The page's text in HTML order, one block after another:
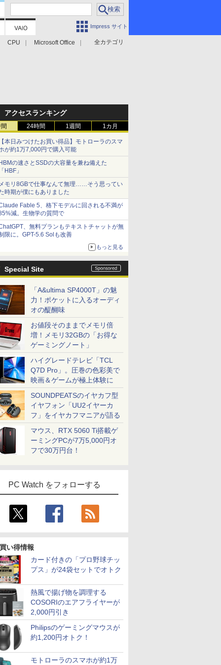
Impress サイト
全カテゴリ
CPU Microsoft Office
アクセスランキング
24時間 1週間 1カ月
本日みつけたお買い得品】モトローラのスマ
が約1万7,000円で購入可能
の速さとSSDの大容量を兼ね備えた
HBF」
モリ8GBで仕事なんて無理……そう思ってい
時期が僕にもありました
Fable 5、格下モデルに回される不満が
減。生物学の質問で
、無料プランもテキストチャットが無
限に。GPT-5.6 Solも改善
もっと見る
Special Site
「A&ultima SP4000T」の魅
力！ポケットに入るオーディ
オの醍醐味
お値段そのままでメモリ倍
増！メモリ32GBの「お得な
ゲーミングノート」
ハイグレードテレビ「TCL
Q7D Pro」。圧巻の色彩美で
映画＆ゲームが極上体験に
SOUNDPEATSのイヤカフ型
イヤフォン「UU2イヤーカ
フ」をイヤカフマニアが語る
マウス、RTX 5060 Ti搭載ゲ
ーミングPCが7万5,000円オ
フで30万円台！
PC Watch をフォローする
い得情報
カード付きの「プロ野球チッ
プス」が24袋セットでオトク
熱風で揚げ物を調理する
COSORIのエアフライヤーが
2,000円引き
Philipsのゲーミングマウスが
約1,200円オトク！
モトローラのスマホが約1万